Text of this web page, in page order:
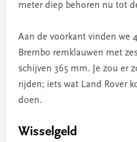
meter diep behoren nu tot
Aan de voorkant vinden we
Brembo remklauwen met
schijven 365 mm. Je zou er
rijden; iets wat Land Rover
doen.
Wisselgeld